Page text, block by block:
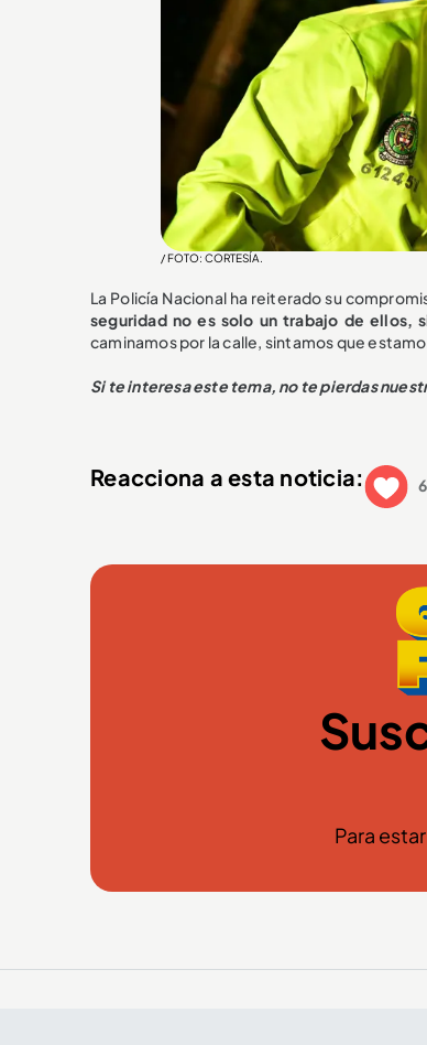
/ FOTO: CORTESÍA.
La Policía Nacional ha reiterado su
seguridad no es solo un trabajo de ellos,
caminamos por la calle, sintamos que
Si te interesa este tema, no te pierdas
Reacciona a esta noticia:
Para